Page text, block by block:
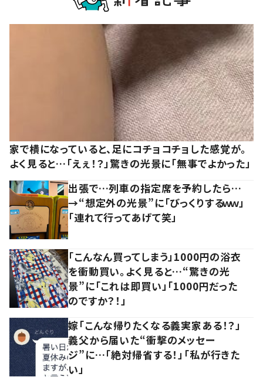
家で横になっていると、足にコチョコチョした感覚が。
よく見ると…「えぇ！？」驚きの光景に「無事でよかった」
出張で…列車の指定席を予約したら…
→“想定外の光景”に「びっくりするｗｗ」
「連れて行ってあげて笑」
「こんなん買ってしまう」1000円の浴衣
を衝動買い。よく見ると…“驚きの光
景”に「これは即買い」「1000円だった
のですか？！」
嫁「こんな帰りたくなる義実家ある！？」
義父から届いた“衝撃のメッセー
ジ”に…「絶対帰省する！」「私が行きた
い」